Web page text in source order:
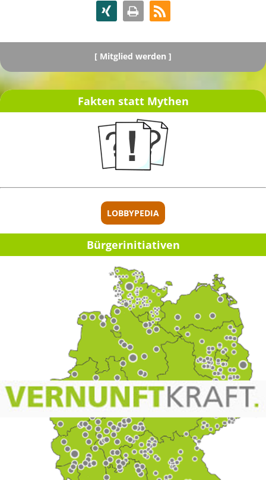
[ Mitglied werden ]
[ Spenden ]
Fakten statt Mythen
LOBBYPEDIA
Bürger­initia­ti­ven